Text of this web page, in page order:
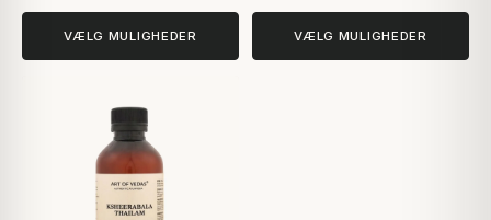
VÆLG MULIGHEDER VÆLG MULIGHEDER